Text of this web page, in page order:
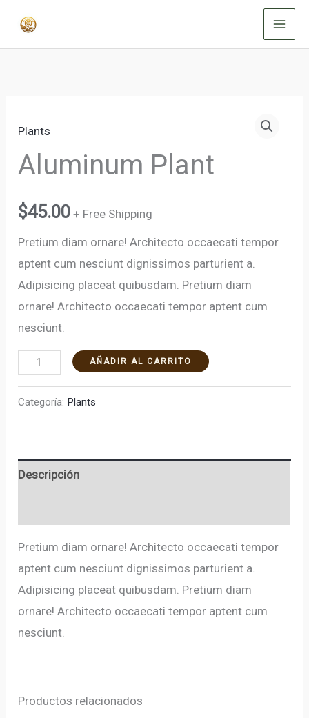
contenido
Plants
Aluminum Plant
$45.00 + Free Shipping
Pretium diam ornare! Architecto occaecati tempor
aptent cum nesciunt dignissimos parturient a.
Adipisicing placeat quibusdam. Pretium diam
ornare! Architecto occaecati tempor aptent cum
nesciunt.
Plant
cantidad
AÑADIR AL CARRITO
Categoría: Plants
Descripción
Pretium diam ornare! Architecto occaecati tempor
aptent cum nesciunt dignissimos parturient a.
Adipisicing placeat quibusdam. Pretium diam
ornare! Architecto occaecati tempor aptent cum
nesciunt.
Productos relacionados